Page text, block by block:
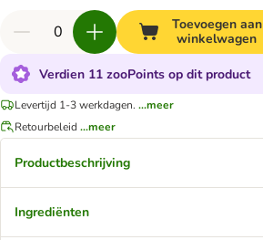
Toevoegen aan
winkelwagen
Verdien 11 zooPoints op dit product
Levertijd 1-3 werkdagen. ...meer
Retourbeleid ...meer
Productbeschrijving
Ingrediënten